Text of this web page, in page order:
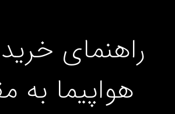
راهنمای
هواپیما به